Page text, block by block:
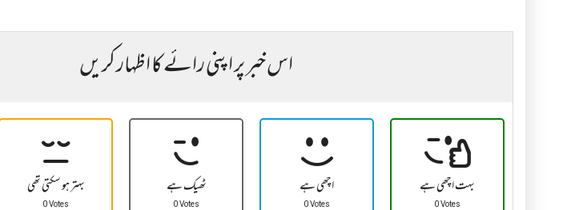
اس خبر پر اپنی رائے کا اظہار کریں
بہتر ہو سکتی تھی
0 Votes
ٹھیک ہے
0 Votes
اچھی ہے
0 Votes
بہت اچھی ہے
0 Votes